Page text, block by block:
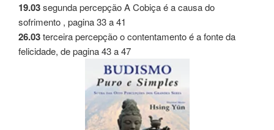
19.03segunda percepção A Cobiça é a causa do
sofrimento , pagina 33 a 41
26.03terceira percepção o contentamento é a fonte da
felicidade, de pagina 43 a 47